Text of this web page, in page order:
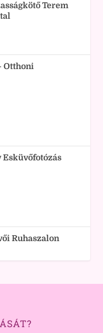
Terem
Otthoni
Ruhaszalon